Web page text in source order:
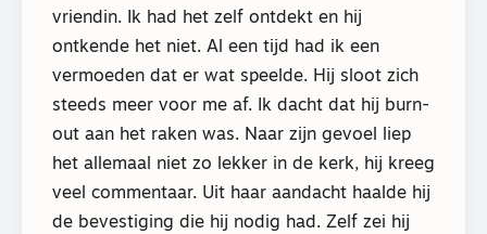
vriendin. Ik had het zelf ontdekt en hij
ontkende het niet. Al een tijd had ik een
vermoeden dat er wat speelde. Hij sloot zich
steeds meer voor me af. Ik dacht dat hij burn-
out aan het raken was. Naar zijn gevoel liep
het allemaal niet zo lekker in de kerk, hij kreeg
veel commentaar. Uit haar aandacht haalde hij
de bevestiging die hij nodig had. Zelf zei hij